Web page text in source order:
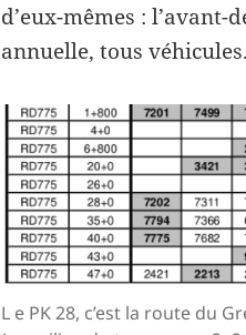
d’eux-mêmes :
annuelle, tous
L e PK 28, c’est la route du